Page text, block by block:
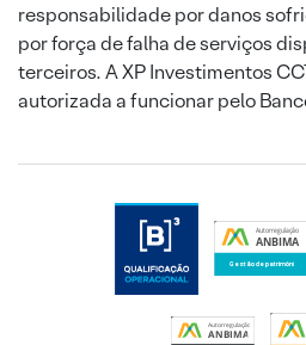
responsabilidade por danos
por força de falha de serviços
terceiros. A XP Investimentos
autorizada a funcionar pelo